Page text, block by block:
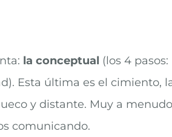
la conceptual (los 4
Esta última es el cimiento,
y distante. Muy a
comunicando.